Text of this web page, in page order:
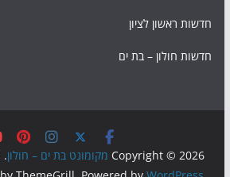
חדשות ראשון לציון
חדשות חולון – בת ים
Copyright © 2026 מקומונט בת ים – חולון. All rights reserved.